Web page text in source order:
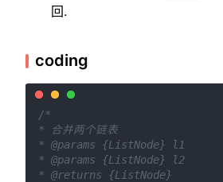
回.
coding
/*
* 合并两个链表
* @params {ListNode} l1
* @params {ListNode} l2
* @returns {ListNode}